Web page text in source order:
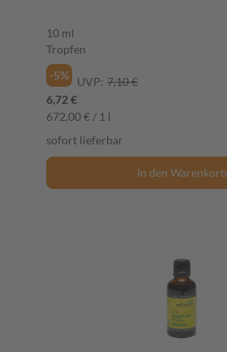
10 ml
Tropfen
-5%
UVP: 7,10 €
6,72 €
672,00 € / 1 l
sofort lieferbar
In den Warenkorb